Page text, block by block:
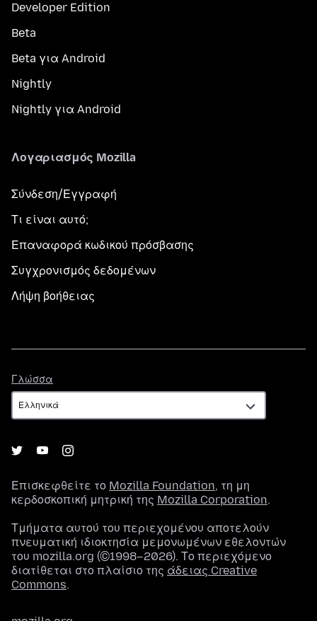
Developer Edition
Beta
Beta για Android
Nightly
Nightly για Android
Λογαριασμός Mozilla
Σύνδεση/Εγγραφή
Τι είναι αυτό;
Επαναφορά κωδικού πρόσβασης
Συγχρονισμός δεδομένων
Λήψη βοήθειας
Γλώσσα
Επισκεφθείτε το Mozilla Foundation, τη μη
κερδοσκοπική μητρική της Mozilla Corporation.
Τμήματα αυτού του περιεχομένου αποτελούν
πνευματική ιδιοκτησία μεμονωμένων εθελοντών
του mozilla.org (©1998–2026). Το περιεχόμενο
διατίθεται στο πλαίσιο της άδειας Creative
Commons.